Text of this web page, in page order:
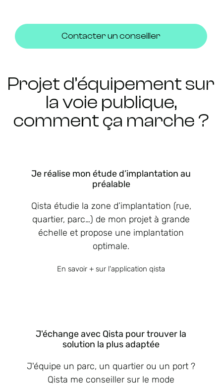
Contacter un conseiller
Projet d’équipement sur
la voie publique,
comment ça marche ?
Je réalise mon étude d’implantation au
préalable
Qista étudie la zone d’implantation (rue,
quartier, parc…) de mon projet à grande
échelle et propose une implantation
optimale.
En savoir + sur l'application qista
J'échange avec Qista pour trouver la
solution la plus adaptée
J'équipe un parc, un quartier ou un port ?
Qista me conseiller sur le mode